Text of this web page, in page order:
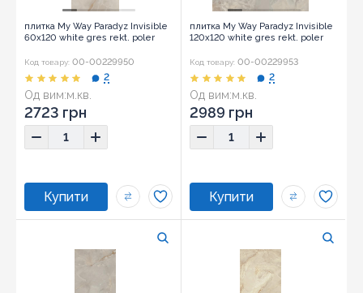
плитка My Way Paradyz Invisible
60x120 white gres rekt. poler
Код товару: 00-00229950
Од вим:м.кв.
Розмір:60x120
2
2723 грн
плитка My Way Paradyz Invisible
120x120 white gres rekt. poler
Код товару: 00-00229953
Од вим:м.кв.
Розмір: 120x120
2
2989 грн